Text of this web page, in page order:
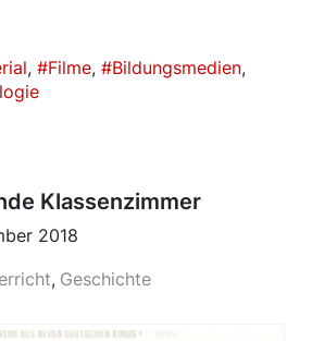
Filme
Bildungsmedien
Klassenzimmer
2018
Geschichte